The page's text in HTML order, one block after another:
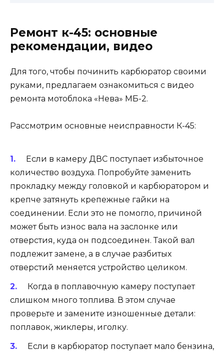
Ремонт к-45: основные
рекомендации, видео
Для того, чтобы починить карбюратор своими
руками, предлагаем ознакомиться с видео
ремонта мотоблока «Нева» МБ-2.
Рассмотрим основные неисправности К-45:
Если в камеру ДВС поступает избыточное
количество воздуха. Попробуйте заменить
прокладку между головкой и карбюратором и
крепче затянуть крепежные гайки на
соединении. Если это не помогло, причиной
может быть износ вала на заслонке или
отверстия, куда он подсоединен. Такой вал
подлежит замене, а в случае разбитых
отверстий меняется устройство целиком.
Когда в поплавочную камеру поступает
слишком много топлива. В этом случае
проверьте и замените изношенные детали:
поплавок, жиклеры, иголку.
Если в карбюратор поступает мало бензина,